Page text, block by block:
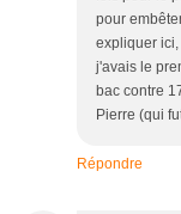
pour
expliquer
j'avais le
bac contre
Pierre (qui
Répondre